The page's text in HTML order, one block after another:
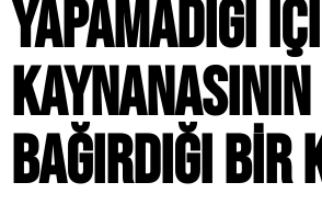
YAPAMADIĞI
KAYNANASININ
BAĞIRDIĞI BIR